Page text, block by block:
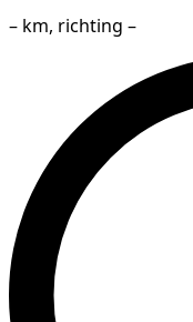
– km, richting –